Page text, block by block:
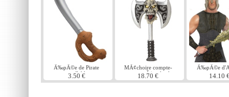
Ã‰pÃ©e de Pirate
gonflable
3.50 €
MÃ¢choire compte-
gouttes crÃ¢ne hache
18.70 €
Ã‰pÃ©e
14.10